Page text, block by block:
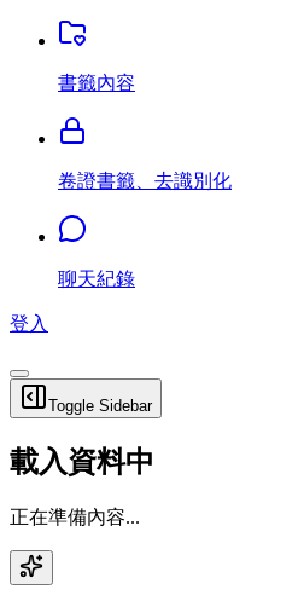
書籤內容
卷證書籤、去識別化
聊天紀錄
登入
Toggle Sidebar
載入資料中
正在準備內容...